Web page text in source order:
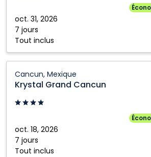
oct. 31, 2026
7 jours
Tout inclus
Mexique
Cancun, Mexique
Krystal Grand Cancun
oct. 18, 2026
7 jours
Tout inclus
Grand
Cancun:
Cancun,